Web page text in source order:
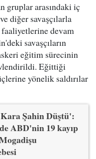
gruplar arasındaki iç
diğer savaşçılarla
devam
savaşçıların
eğitim sürecinin
Eğittiği
yönelik saldırılar
Şahin Düştü':
ABD'nin 19 kayıp